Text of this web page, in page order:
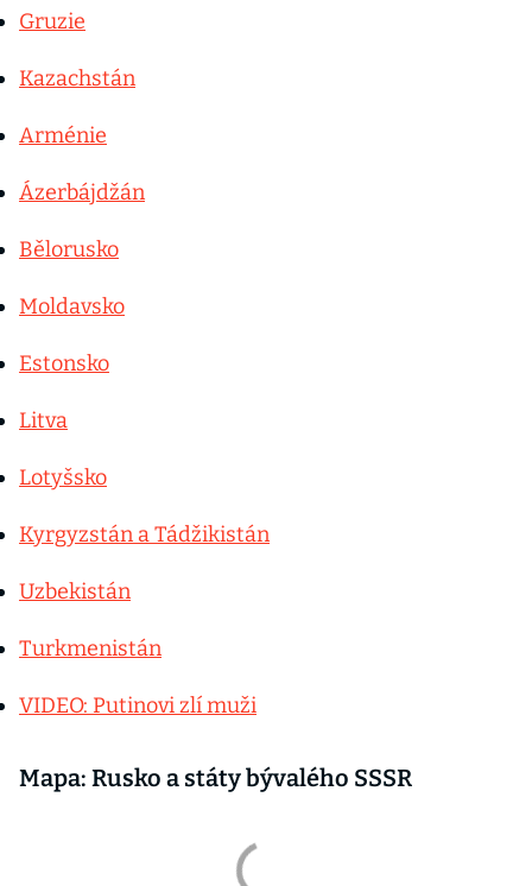
Gruzie
Kazachstán
Arménie
Ázerbájdžán
Bělorusko
Moldavsko
Estonsko
Litva
Lotyšsko
Kyrgyzstán a Tádžikistán
Uzbekistán
Turkmenistán
VIDEO: Putinovi zlí muži
Mapa: Rusko a státy bývalého SSSR